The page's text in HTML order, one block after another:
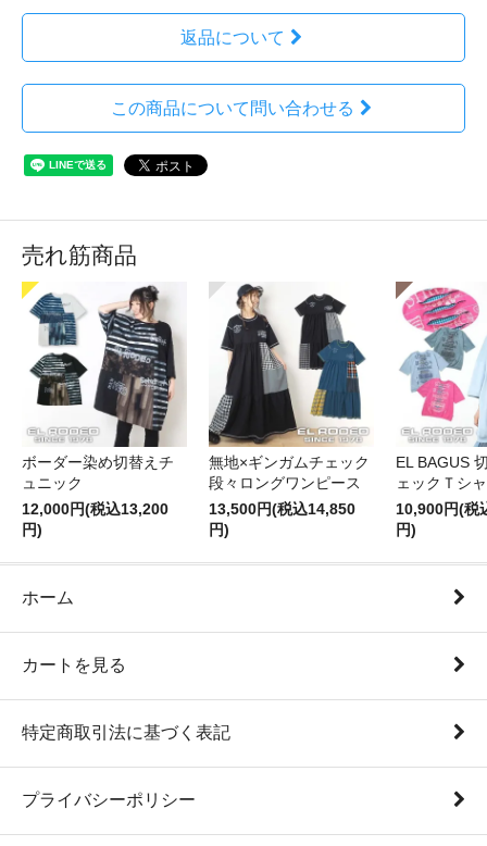
返品について
この商品について問い合わせる
売れ筋商品
ボーダー染め切替えチ
ュニック
12,000円(税込13,200
円)
無地×ギンガムチェック
段々ロングワンピース
13,500円(税込14,850
円)
EL BAGUS
ェックＴシ
10,900円(税
円)
ホーム
カートを見る
特定商取引法に基づく表記
プライバシーポリシー